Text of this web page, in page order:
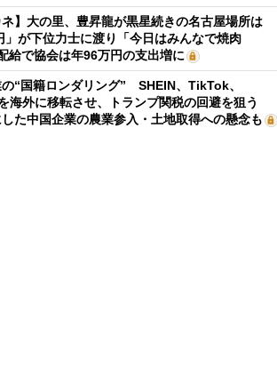
ネ】大の里、豊昇龍が黒星続きの名古屋場所は
」が下位力士に渡り「今日はみんなで焼肉
で協会は年96万円の支出増に
“国籍ロンダリング” SHEIN、TikTok、
海外に移転させ、トランプ関税の回避を狙う
た中国企業の農業参入・土地取得への懸念も